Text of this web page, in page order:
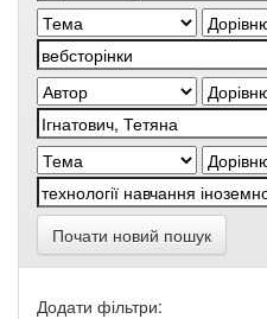
Почати новий пошук
Додати фільтри: